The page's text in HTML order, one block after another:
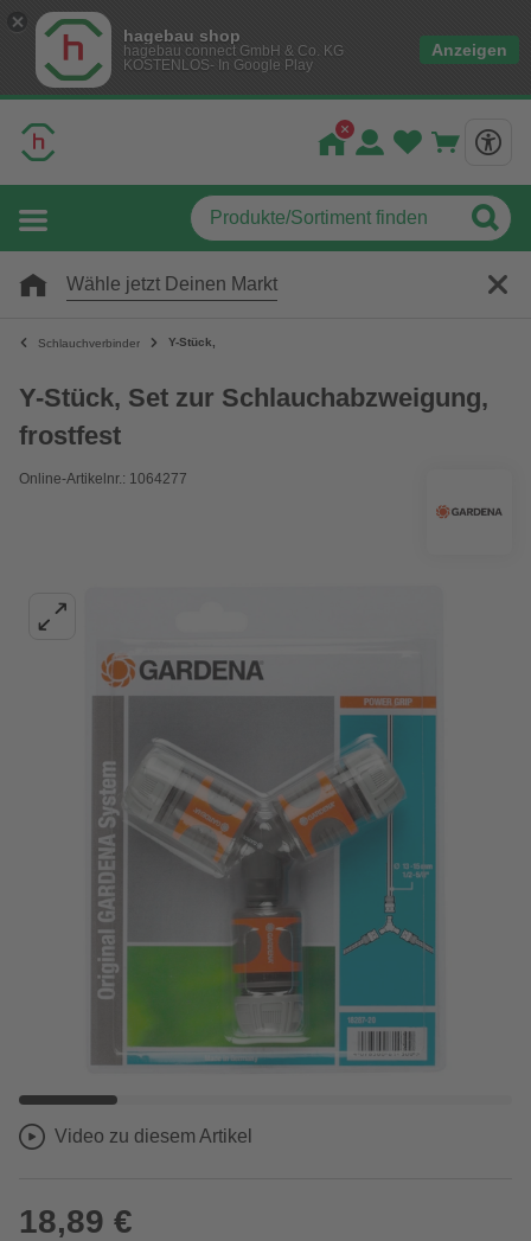
hagebau shop
hagebau connect GmbH & Co. KG
KOSTENLOS- In Google Play
Anzeigen
Wähle jetzt Deinen Markt
Schlauchverbinder Y-Stück,
Y-Stück, Set zur Schlauchabzweigung,
frostfest
Online-Artikelnr.: 1064277
Video zu diesem Artikel
18,89 €